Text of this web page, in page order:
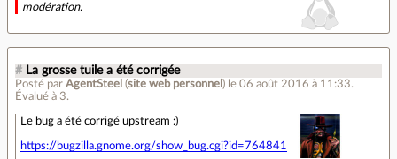
modération.
# La grosse tuile a été corrigée
Posté par AgentSteel (site web personnel ) le 06 août 2016 à 11:33.
Évalué à 3.
Le bug a été corrigé upstream :)
https://bugzilla.gnome.org/show_bug.cgi?id=764841